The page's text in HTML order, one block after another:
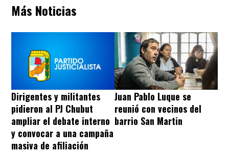
Más Noticias
Dirigentes y militantes
pidieron al PJ Chubut
ampliar el debate interno
y convocar a una campaña
masiva de afiliación
Juan Pablo Luque se
reunió con vecinos del
barrio San Martin